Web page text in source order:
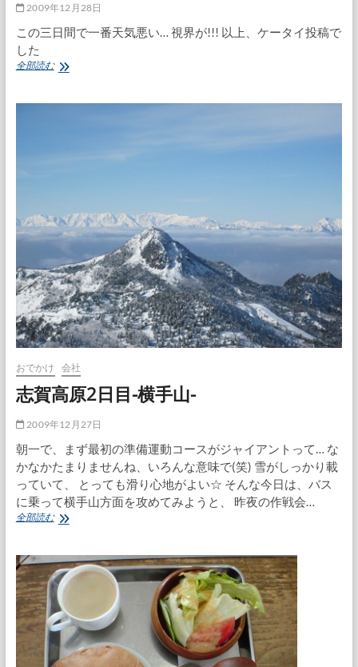
2009年12月28日
この三日間で一番天気悪い… 視界が!!! 以上、ケータイ投稿で
した
全部読む高
原
おでかけ 会社
志賀高原2日目-横手山-
2009年12月27日
朝一で、まず最初の準備運動コースがジャイアントって… な
かなかたまりませんね、いろんな意味で(笑) 雪がしっかり載
っていて、 とっても滑り心地がよい☆ そんな今日は、バス
に乗って横手山方面を攻めてみようと、 昨夜の作戦会…
全部読む志
原
2
日
目-
横
手
山-